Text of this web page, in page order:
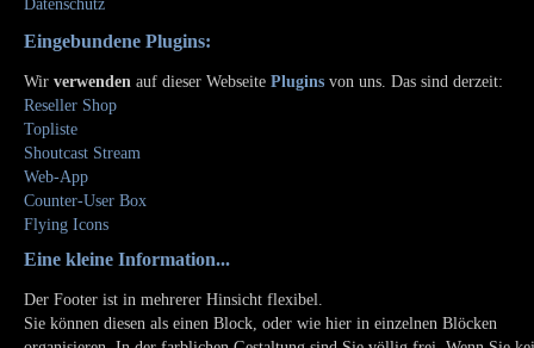
Datenschutz
Eingebundene Plugins:
Wir verwenden auf dieser Webseite Plugins von uns. Das sind derzeit:
Reseller Shop
Topliste
Shoutcast Stream
Web-App
Counter-User Box
Flying Icons
Eine kleine Information...
Der Footer ist in mehrerer Hinsicht flexibel.
Sie können diesen als einen Block, oder wie hier in einzelnen Blöcken